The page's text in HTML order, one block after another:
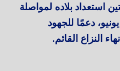
استعداد بلاده لمواصلة
الحوار مع أوكرانيا بعد 22 يونيو، دعمًا للجهود
النزاع القائم.